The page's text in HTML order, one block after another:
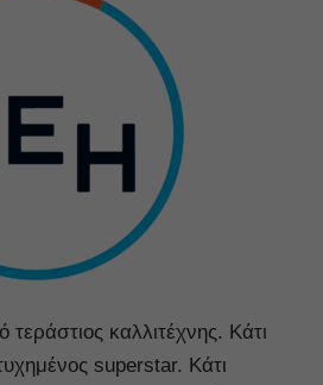
καλλιτέχνης. Κάτι
superstar. Κάτι